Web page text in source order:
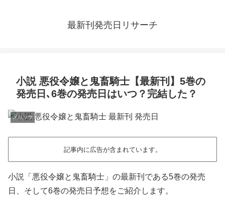
最新刊発売日リサーチ
小説 悪役令嬢と鬼畜騎士【最新刊】5巻の
発売日､6巻の発売日はいつ？完結した？
メリッサ
記事内に広告が含まれています。
小説「悪役令嬢と鬼畜騎士」の最新刊である5巻の発売
日、そして6巻の発売日予想をご紹介します。